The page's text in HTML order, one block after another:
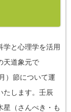
学と心理学を活用
天道象元で
）節について運
たします。壬辰
星（さんぺき・も